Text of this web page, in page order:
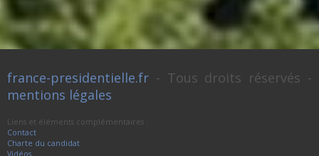
france-presidentielle.fr - Tous droits réservés -
mentions légales
Liens et éléments complémentaires :
Contact
Charte du candidat
Vidéos